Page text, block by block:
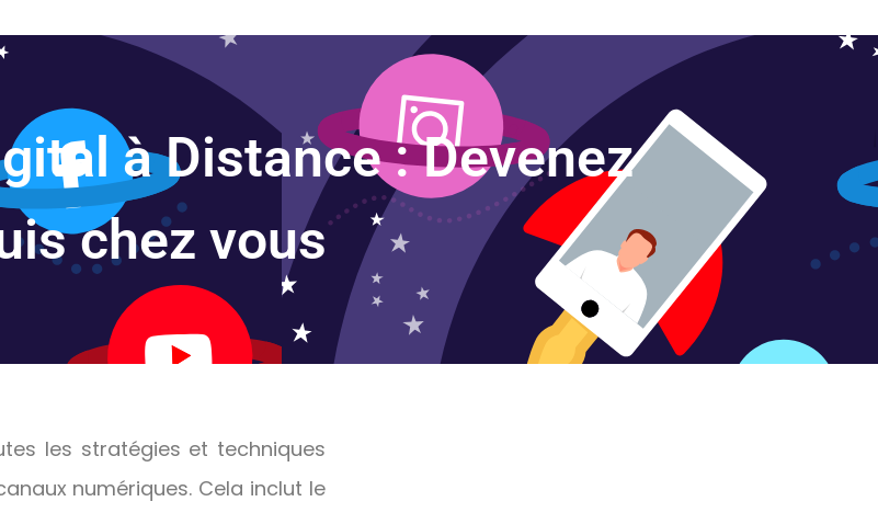
à Distance : Devenez
chez vous
les stratégies et techniques
numériques. Cela inclut le